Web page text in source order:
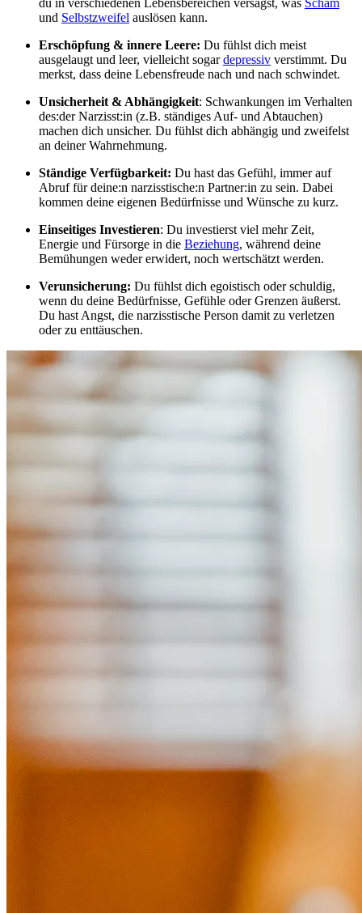
du in verschiedenen Lebensbereichen versagst, was Scham
und Selbstzweifel auslösen kann.
Erschöpfung & innere Leere: Du fühlst dich meist
ausgelaugt und leer, vielleicht sogardepressiv verstimmt. Du
merkst, dass deine Lebensfreude nach und nach schwindet.
Unsicherheit & Abhängigkeit: Schwankungen im Verhalten
des:der Narzisst:in (z.B. ständiges Auf- und Abtauchen)
machen dich unsicher. Du fühlst dich abhängig und zweifelst
an deiner Wahrnehmung.
Ständige Verfügbarkeit: Du hast das Gefühl, immer auf
Abruf für deine:n narzisstische:n Partner:in zu sein. Dabei
kommen deine eigenen Bedürfnisse und Wünsche zu kurz.
Einseitiges Investieren: Du investierst viel mehr Zeit,
Energie und Fürsorge in die Beziehung, während deine
Bemühungen weder erwidert, noch wertschätzt werden.
Verunsicherung: Du fühlst dich egoistisch oder schuldig,
wenn du deine Bedürfnisse, Gefühle oder Grenzen äußerst.
Du hast Angst, die narzisstische Person damit zu verletzen
oder zu enttäuschen.